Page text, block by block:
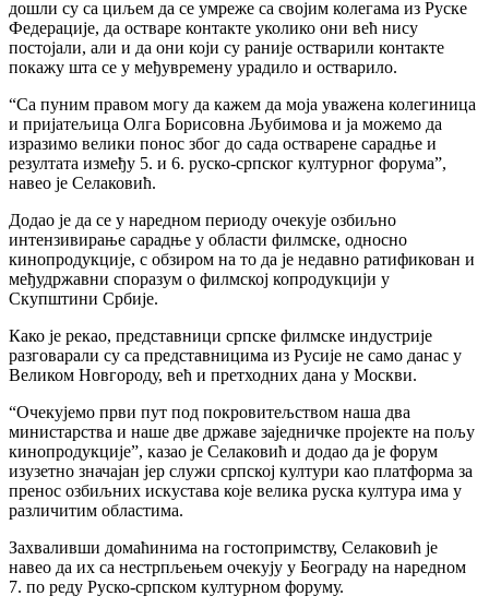
дошли су са циљем да се умреже са својим колегама из Руске
Федерације, да остваре контакте уколико они већ нису
постојали, али и да они који су раније остварили контакте
покажу шта се у међувремену урадило и остварило.
“Са пуним правом могу да кажем да моја уважена колегиница
и пријатељица Олга Борисовна Љубимова и ја можемо да
изразимо велики понос због до сада остварене сарадње и
резултата између 5. и 6. руско-српског културног форума”,
навео је Селаковић.
Додао је да се у наредном периоду очекује озбиљно
интензивирање сарадње у области филмске, односно
кинопродукције, с обзиром на то да је недавно ратификован и
међудржавни споразум о филмској копродукцији у
Скупштини Србије.
Како је рекао, представници српске филмске индустрије
разговарали су са представницима из Русије не само данас у
Великом Новгороду, већ и претходних дана у Москви.
“Очекујемо први пут под покровитељством наша два
министарства и наше две државе заједничке пројекте на пољу
кинопродукције”, казао је Селаковић и додао да је форум
изузетно значајан јер служи српској култури као платформа за
пренос озбиљних искустава које велика руска култура има у
различитим областима.
Захваливши домаћинима на гостопримству, Селаковић је
навео да их са нестрпљењем очекују у Београду на наредном
7. по реду Руско-српском културном форуму.